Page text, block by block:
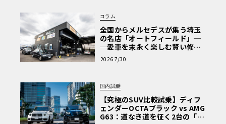
コラム
全国からメルセデスが集う埼玉
の名店「オートフィールド」─
─愛車を末永く楽しむ賢い修理
術と、プロがフックス製オイル
を選ぶ理由〈PR〉
2026 7/30
国内試乗
【究極のSUV比較試乗】ディフ
ェンダーOCTAブラック vs AMG
G63：道なき道を征く2台の「対